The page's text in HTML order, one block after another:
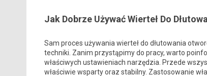
Jak Dobrze Używać Wierteł Do
Sam proces używania wierteł do dłutowania
techniki. Zanim przystąpimy do pracy, warto
właściwych ustawieniach narzędzia. Przede
właściwie wsparty oraz stabilny. Zastosowanie